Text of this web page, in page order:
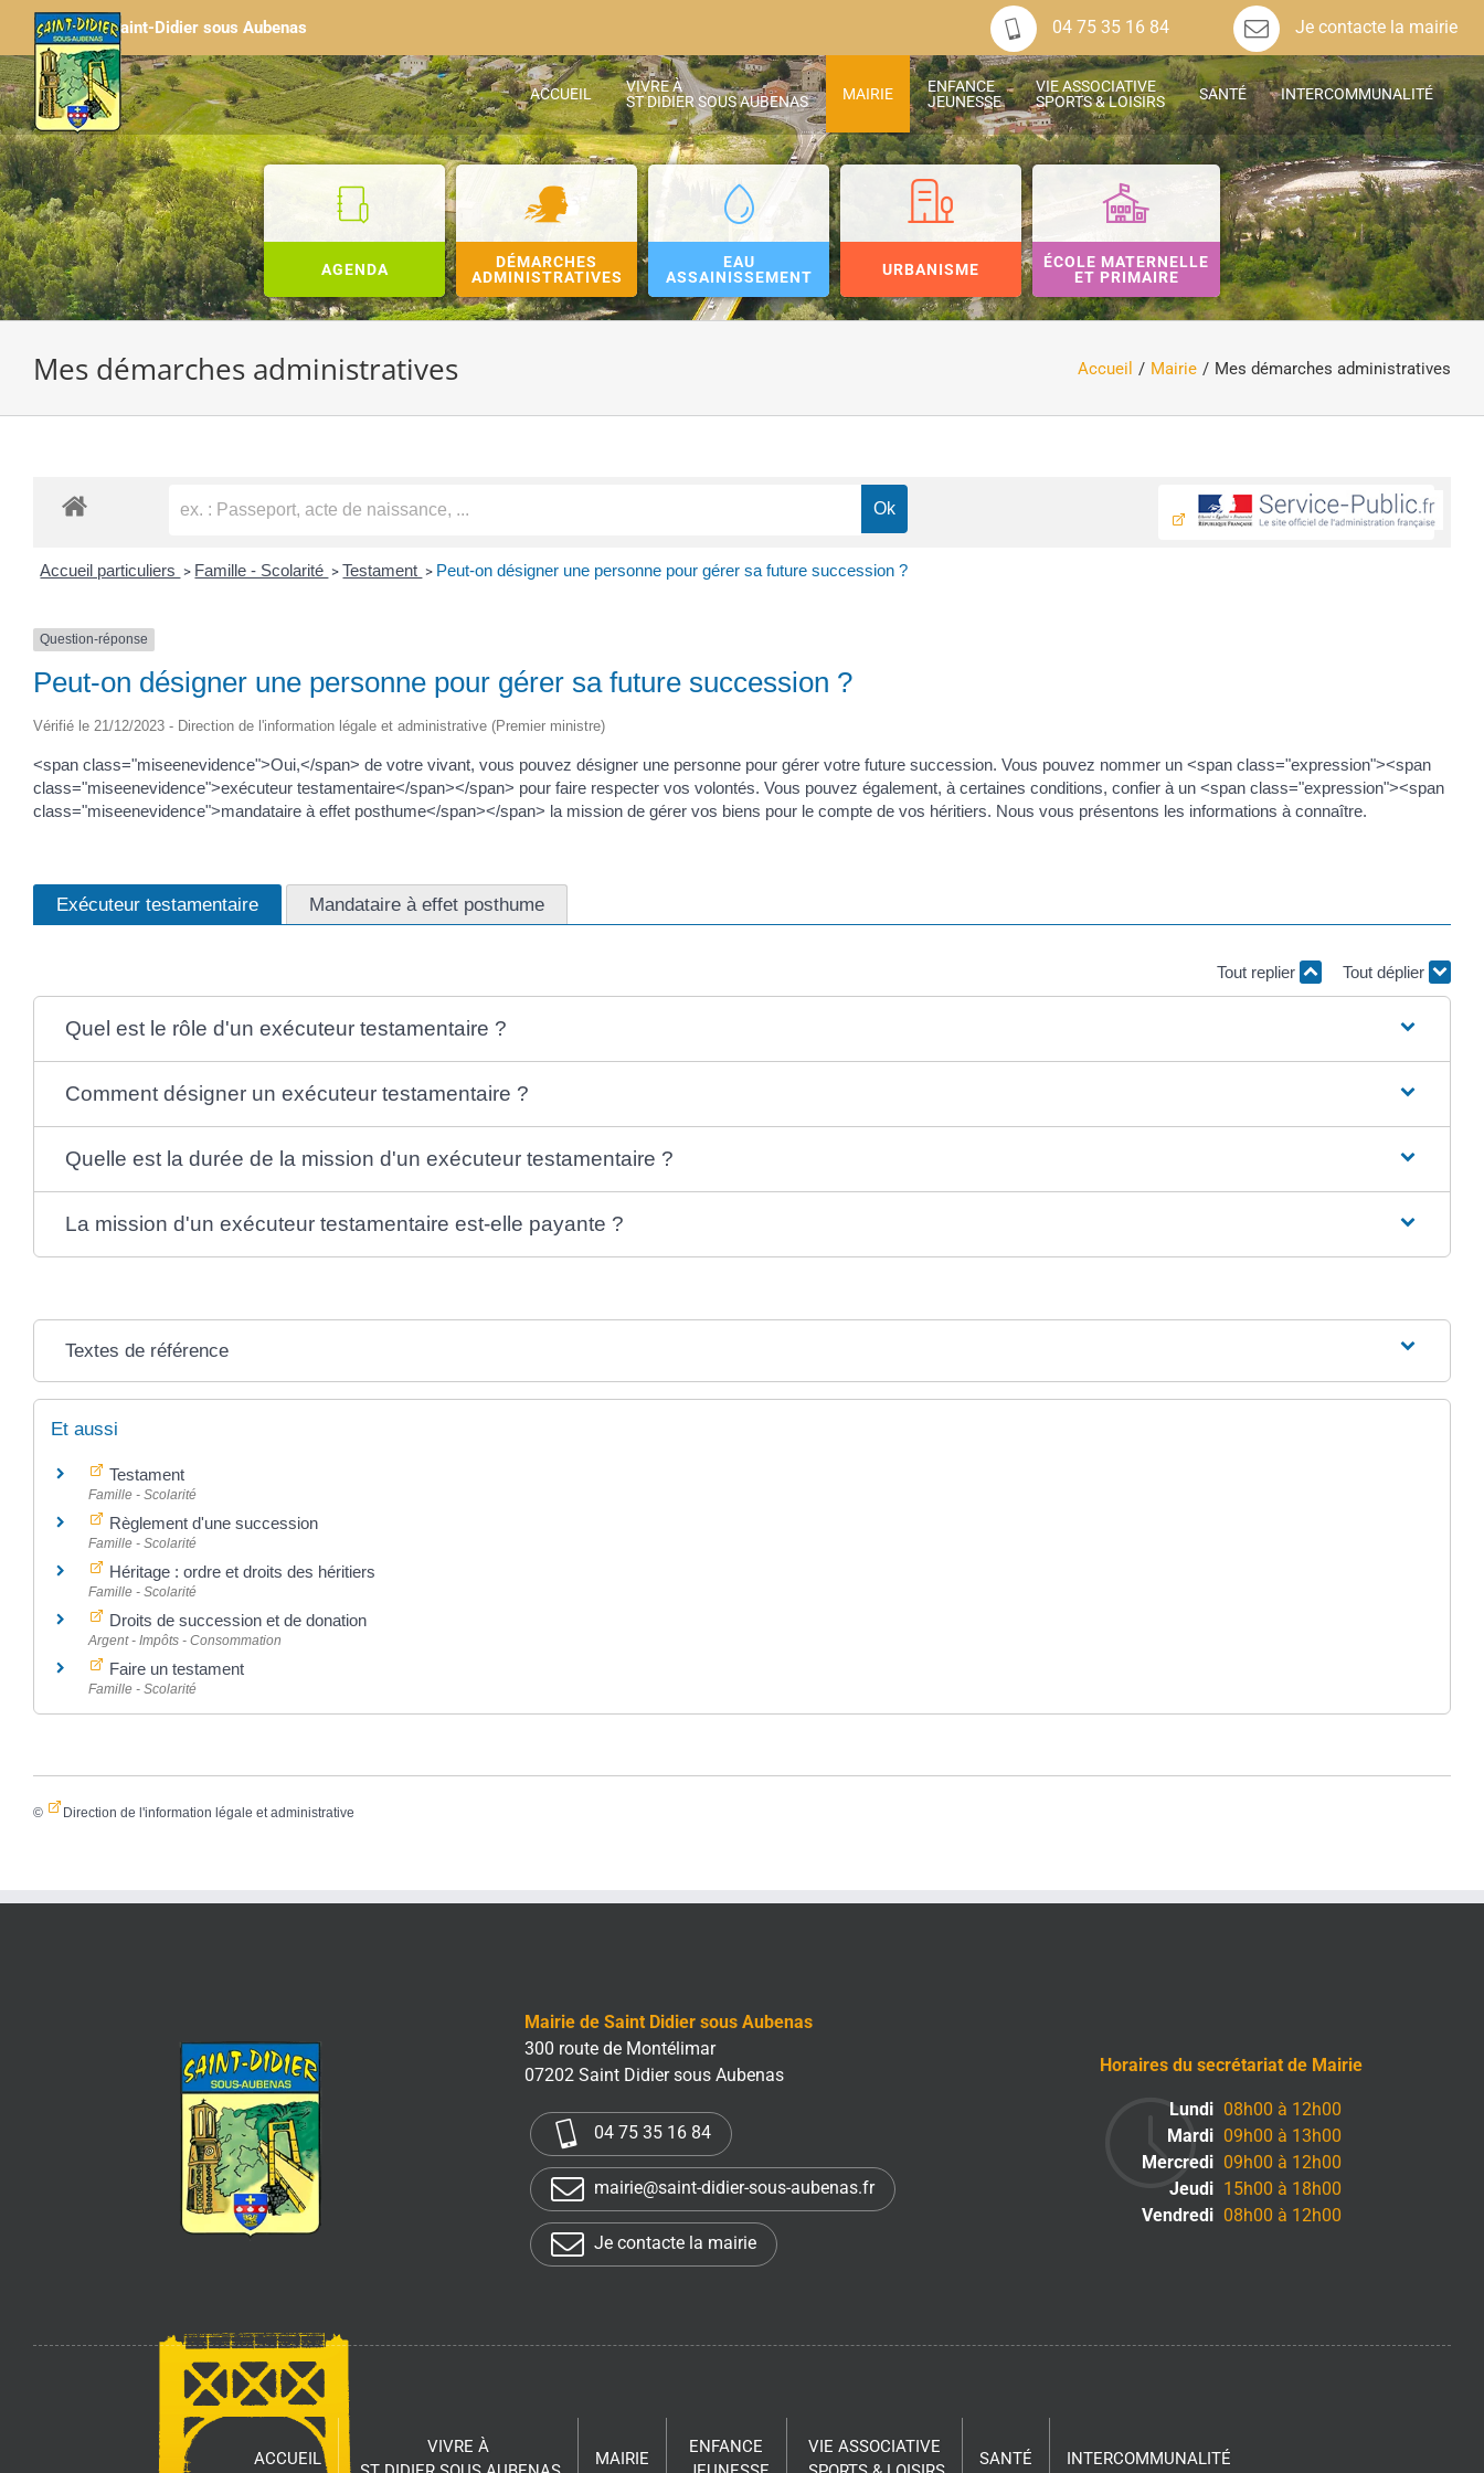
Passer
contenu
Saint-Didier sous Aubenas 04 75 35 16 84 Je contacte la mairie
ACCUEIL
VIVRE À
ST DIDIER SOUS AUBENAS
MAIRIE
ENFANCE
JEUNESSE
VIE ASSOCIATIVE
SPORTS & LOISIRS
SANTÉ INTERCOMMUNALITÉ
AGENDA
DÉMARCHES
ADMINISTRATIVES
EAU
ASSAINISSEMENT
URBANISME
ÉCOLE MATERNELLE
ET PRIMAIRE
Mes démarches administratives Accueil Mairie Mes démarches administratives
Accueil particuliers > Famille - Scolarité > Testament > Peut-on désigner une personne pour gérer sa future succession ?
Question-réponse
Peut-on désigner une personne pour gérer sa future succession ?
Vérifié le 21/12/2023 - Direction de l'information légale et administrative (Premier ministre)
<span class="miseenevidence">Oui,</span> de votre vivant, vous pouvez désigner une personne pour gérer votre future succession. Vous pouvez nommer un <span class="expression"><span
class="miseenevidence">exécuteur testamentaire</span></span> pour faire respecter vos volontés. Vous pouvez également, à certaines conditions, confier à un <span class="expression"><span
class="miseenevidence">mandataire à effet posthume</span></span> la mission de gérer vos biens pour le compte de vos héritiers. Nous vous présentons les informations à connaître.
Exécuteur testamentaire Mandataire à effet posthume
Tout replier Tout déplier
Quel est le rôle d'un exécuteur testamentaire ?
Comment désigner un exécuteur testamentaire ?
Quelle est la durée de la mission d'un exécuteur testamentaire ?
La mission d'un exécuteur testamentaire est-elle payante ?
Textes de référence
Et aussi
Testament
Famille - Scolarité
Règlement d'une succession
Famille - Scolarité
Héritage : ordre et droits des héritiers
Famille - Scolarité
Droits de succession et de donation
Argent - Impôts - Consommation
Faire un testament
Famille - Scolarité
© Direction de l'information légale et administrative
Mairie de Saint Didier sous Aubenas
300 route de Montélimar
07202 Saint Didier sous Aubenas
04 75 35 16 84
mairie@saint-didier-sous-aubenas.fr
Je contacte la mairie
Horaires du secrétariat de Mairie
Lundi 08h00 à 12h00
Mardi 09h00 à 13h00
Mercredi 09h00 à 12h00
Jeudi 15h00 à 18h00
Vendredi 08h00 à 12h00
ACCUEIL
VIVRE À
MAIRIE
ENFANCE
VIE ASSOCIATIVE
SANTÉ INTERCOMMUNALITÉ